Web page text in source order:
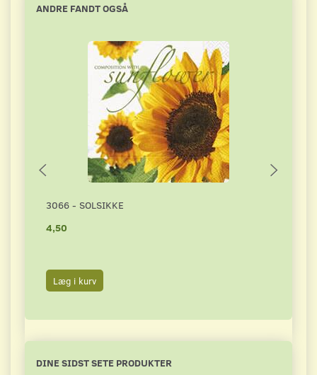
ANDRE FANDT OGSÅ
3066 - SOLSIKKE
4,50
Læg i kurv
DINE SIDST SETE PRODUKTER